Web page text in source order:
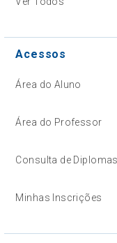
Acessos
Área do Aluno
Área do Professor
Consulta de Diplomas
Minhas Inscrições